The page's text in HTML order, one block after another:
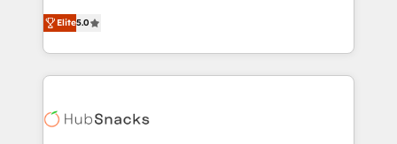
inbound marketing tactics, we focus on
understanding, nurturing, and converting leads.
competitive market.
design & development. We specialize in multi-hub
implementations for mid-market & enterprise
companies. We are woman-owned, powered by
coffee, and we ❤️ dogs. We produce award-winning
Impact Award 🏆2022 Technical Expertise Impact
Elite5.0